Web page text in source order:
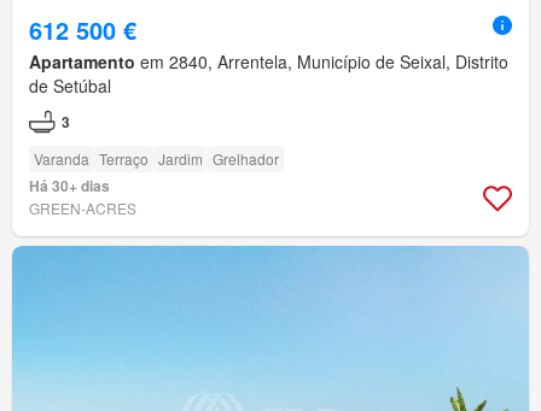
612 500 €
Apartamento em 2840, Arrentela, Município de Seixal, Distrito
de Setúbal
3
Varanda Terraço Jardim Grelhador
Há 30+ dias
GREEN-ACRES